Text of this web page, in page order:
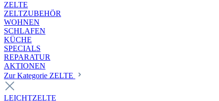
ZELTE
ZELTZUBEHÖR
WOHNEN
SCHLAFEN
KÜCHE
SPECIALS
REPARATUR
AKTIONEN
Zur Kategorie ZELTE
LEICHTZELTE